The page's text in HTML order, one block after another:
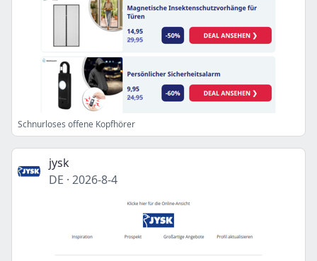
Schnurloses offene Kopfhörer
jysk
DE · 2026-8-4